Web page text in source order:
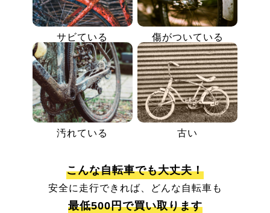
サビている 傷がついている
汚れている 古い
こんな自転車でも大丈夫！
安全に走行できれば、どんな自転車も
最低500円で買い取ります